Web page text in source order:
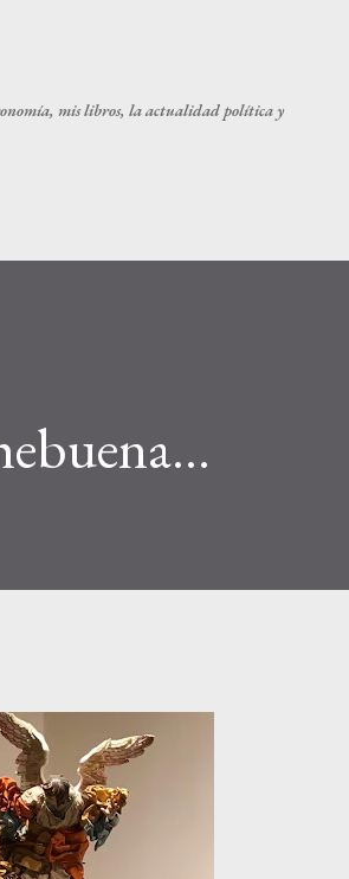
mis libros, la actualidad política y